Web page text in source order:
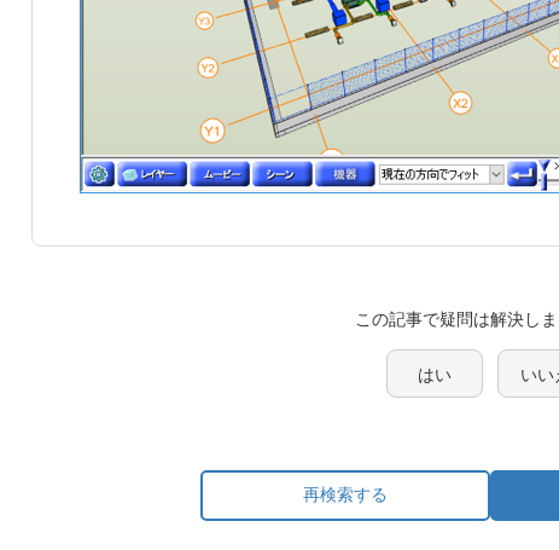
この記事で疑問は解決し
はい いい
再検索する